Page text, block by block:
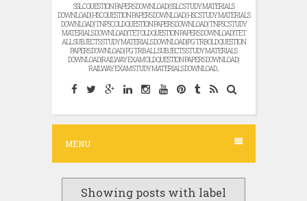
SSLC QUESTION PAPERS DOWNLOAD | SSLC STUDY MATERIALS
DOWNLOAD | HSC QUESTION PAPERS DOWNLOAD | HSC STUDY MATERIALS
DOWNLOAD | TNPSC OLD QUESTION PAPERS DOWNLOAD | TNPSC STUDY
MATERIALS DOWNLOAD |TET OLD QUESTION PAPERS DOWNLOAD |TET
ALL SUBJECTS STUDY MATERIALS DOWNLOAD |PG TRB OLD QUESTION
PAPERS DOWNLOAD | PG TRB ALL SUBJECTS STUDY MATERIALS
DOWNLOAD |RAILWAY EXAM OLD QUESTION PAPERS DOWNLOAD |
RAILWAY EXAM STUDY MATERIALS DOWNLOAD...
MENU
Showing posts with label